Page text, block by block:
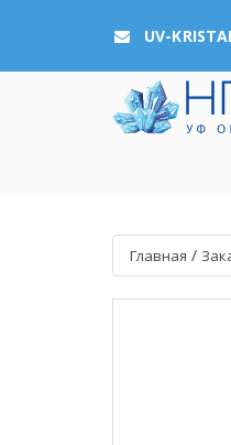
UV-
Главная /